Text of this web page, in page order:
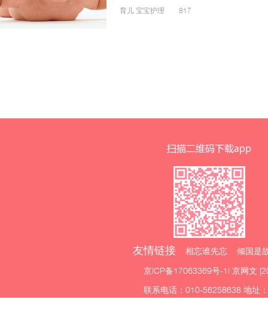
育儿 宝宝护理 817
友情链接 相忘谁先忘 倾国是
京ICP备17063369号-1 | 京网文
联系电话：010-56258638 地址